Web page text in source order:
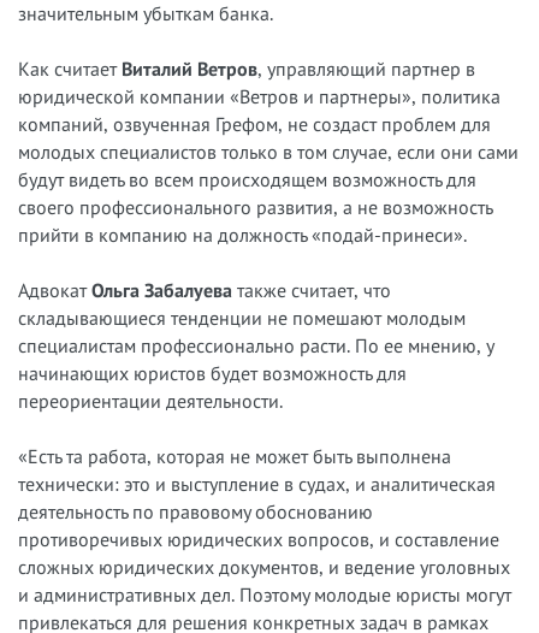
значительным убыткам банка.
Как считает Виталий Ветров, управляющий партнер в
юридической компании «Ветров и партнеры», политика
компаний, озвученная Грефом, не создаст проблем для
молодых специалистов только в том случае, если они сами
будут видеть во всем происходящем возможность для
своего профессионального развития, а не возможность
прийти в компанию на должность «подай-принеси».
АдвокатОльга Забалуева также считает, что
складывающиеся тенденции не помешают молодым
специалистам профессионально расти. По ее мнению, у
начинающих юристов будет возможность для
переориентации деятельности.
«Есть та работа, которая не может быть выполнена
технически: это и выступление в судах, и аналитическая
деятельность по правовому обоснованию
противоречивых юридических вопросов, и составление
сложных юридических документов, и ведение уголовных
и административных дел. Поэтому молодые юристы могут
привлекаться для решения конкретных задач в рамках